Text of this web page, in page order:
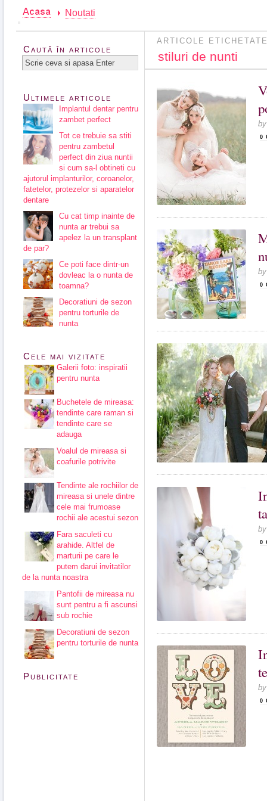
Noutati
ARTICOLE
stiluri de nunti
0
0
0
0
Caută în articole
Ultimele articole
Implantul dentar pentru
zambet perfect
Tot ce trebuie sa stiti
pentru zambetul
perfect din ziua nuntii
si cum sa-l obtineti cu
ajutorul implanturilor, coroanelor,
fatetelor, protezelor si aparatelor
dentare
Cu cat timp inainte de
nunta ar trebui sa
apelez la un transplant
de par?
Ce poti face dintr-un
dovleac la o nunta de
toamna?
Decoratiuni de sezon
pentru torturile de
nunta
Cele mai vizitate
Galerii foto: inspiratii
pentru nunta
Buchetele de mireasa:
tendinte care raman si
tendinte care se
adauga
Voalul de mireasa si
coafurile potrivite
Tendinte ale rochiilor de
mireasa si unele dintre
cele mai frumoase
rochii ale acestui sezon
Fara saculeti cu
arahide. Altfel de
marturii pe care le
putem darui invitatilor
de la nunta noastra
Pantofii de mireasa nu
sunt pentru a fi ascunsi
sub rochie
Decoratiuni de sezon
pentru torturile de nunta
Publicitate